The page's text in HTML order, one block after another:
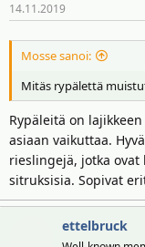
14.11.2019
Mosse sanoi:
Mitäs rypälettä
Rypäleitä on
asiaan vaikuttaa.
rieslingejä, jotka
sitruksisia. Sopivat
ettelbruck